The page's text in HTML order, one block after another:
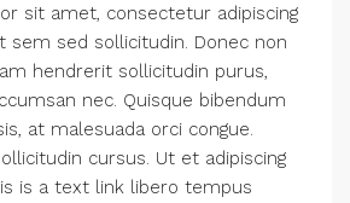
sit amet, consectetur adipiscing
sem sed sollicitudin. Donec non
hendrerit sollicitudin purus,
nec. Quisque bibendum
at malesuada orci congue.
cursus. Ut et adipiscing
is a text link libero tempus